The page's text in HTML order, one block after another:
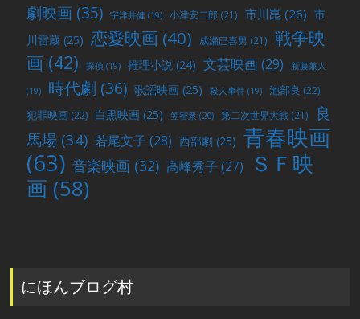
劇映画 (35) 宇津井健 (19) 小津安二郎 (21) 市川崑 (26) 市
川雷蔵 (25) 恋愛映画 (40) 成瀬巳喜男 (21)
戦争映
画 (42) 探偵 (19) 推理小説 (24) 文芸映画(29) 新藤兼人
(19) 時代劇 (36) 歌謡映画 (25) 殺人事件 (19) 池部良 (22)
犯罪映画 (22) 白黒映画 (25) 笠智衆 (20) 第二次世界大戦 (21)
良
馬場 (34) 若尾文子 (28) 西部劇 (25) 青春映画
(63) 音楽映画 (32) 高峰秀子 (27)
ＳＦ映
画 (58)
にほんブログ村